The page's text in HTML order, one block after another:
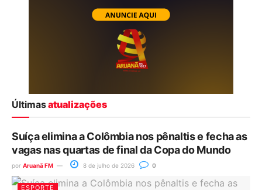
Últimasatualizações
Suíça elimina a Colômbia nos pênaltis e fecha as
vagas nas quartas de final da Copa do Mundo
por Aruanã FM 8 de julho de 2026 0
ESPORTE